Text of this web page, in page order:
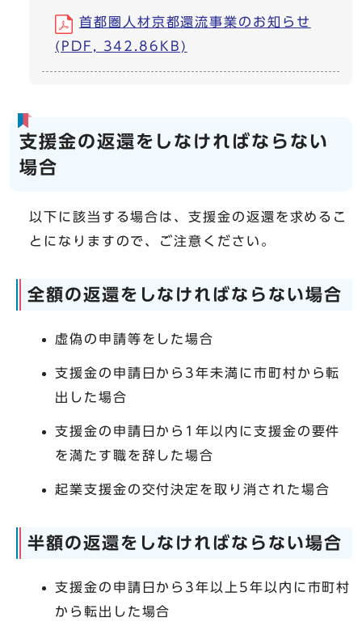
首都圏人材京都還流事業のお知らせ
(PDF, 342.86KB)
支援金の返還をしなければならない
場合
以下に該当する場合は、支援金の返還を求めるこ
とになりますので、ご注意ください。
全額の返還をしなければならない場合
虚偽の申請等をした場合
支援金の申請日から3年未満に市町村から転
出した場合
支援金の申請日から1年以内に支援金の要件
を満たす職を辞した場合
起業支援金の交付決定を取り消された場合
半額の返還をしなければならない場合
支援金の申請日から3年以上5年以内に市町村
から転出した場合